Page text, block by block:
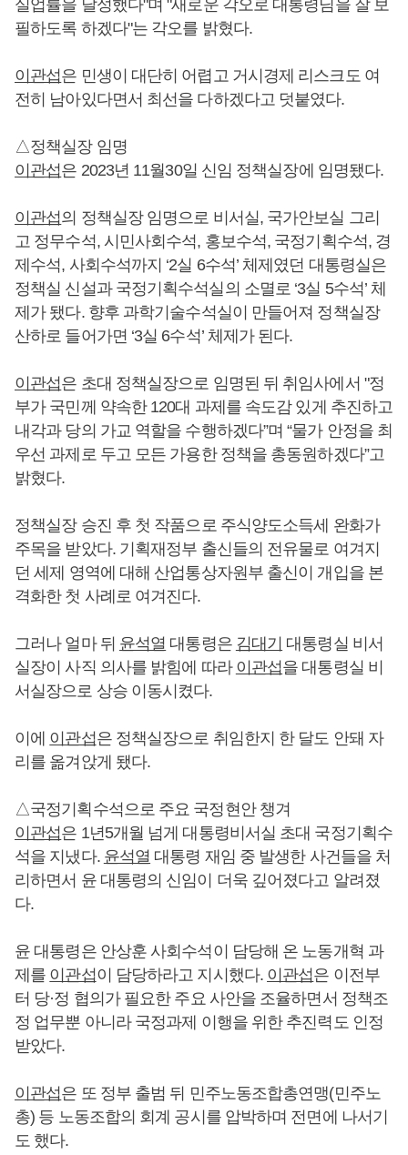
실업률을 달성했다"며 "새로운 각오로 대통령님을 잘 보
필하도록 하겠다"는 각오를 밝혔다.
이관섭은 민생이 대단히 어렵고 거시경제 리스크도 여
전히 남아있다면서 최선을 다하겠다고 덧붙였다.
△정책실장 임명
이관섭은 2023년 11월30일 신임 정책실장에 임명됐다.
이관섭의 정책실장 임명으로 비서실, 국가안보실 그리
고 정무수석, 시민사회수석, 홍보수석, 국정기획수석, 경
제수석, 사회수석까지 ‘2실 6수석’ 체제였던 대통령실은
정책실 신설과 국정기획수석실의 소멸로 ‘3실 5수석’ 체
제가 됐다. 향후 과학기술수석실이 만들어져 정책실장
산하로 들어가면 ‘3실 6수석’ 체제가 된다.
이관섭은 초대 정책실장으로 임명된 뒤 취임사에서 "정
부가 국민께 약속한 120대 과제를 속도감 있게 추진하고
내각과 당의 가교 역할을 수행하겠다”며 “물가 안정을 최
우선 과제로 두고 모든 가용한 정책을 총동원하겠다”고
밝혔다.
정책실장 승진 후 첫 작품으로 주식양도소득세 완화가
주목을 받았다. 기획재정부 출신들의 전유물로 여겨지
던 세제 영역에 대해 산업통상자원부 출신이 개입을 본
격화한 첫 사례로 여겨진다.
그러나 얼마 뒤 윤석열 대통령은 김대기 대통령실 비서
실장이 사직 의사를 밝힘에 따라 이관섭을 대통령실 비
서실장으로 상승 이동시켰다.
이에 이관섭은 정책실장으로 취임한지 한 달도 안돼 자
리를 옮겨앉게 됐다.
△국정기획수석으로 주요 국정현안 챙겨
이관섭은 1년5개월 넘게 대통령비서실 초대 국정기획수
석을 지냈다. 윤석열 대통령 재임 중 발생한 사건들을 처
리하면서 윤 대통령의 신임이 더욱 깊어졌다고 알려졌
다.
윤 대통령은 안상훈 사회수석이 담당해 온 노동개혁 과
제를 이관섭이 담당하라고 지시했다. 이관섭은 이전부
터 당·정 협의가 필요한 주요 사안을 조율하면서 정책조
정 업무뿐 아니라 국정과제 이행을 위한 추진력도 인정
받았다.
이관섭은 또 정부 출범 뒤 민주노동조합총연맹(민주노
총) 등 노동조합의 회계 공시를 압박하며 전면에 나서기
도 했다.